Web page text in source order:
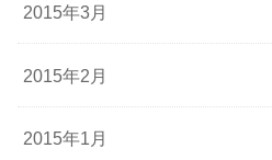
2015年3月
2015年2月
2015年1月